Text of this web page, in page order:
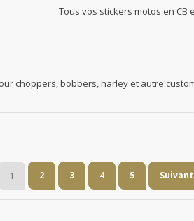
Tous vos stickers motos en
choppers, bobbers, harley et autre
1 2 3 4 5 Suivant